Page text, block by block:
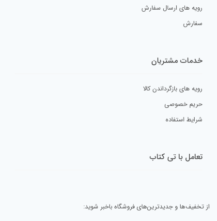
رویه های ارسال سفارش
سفارش
خدمات مشتریان
رویه های بازگرداندن کالا
حریم خصوصی
شرایط استفاده
تعامل با تی کتاب
از تخفیف‌ها و جدیدترین‌های فروشگاه باخبر شوید: